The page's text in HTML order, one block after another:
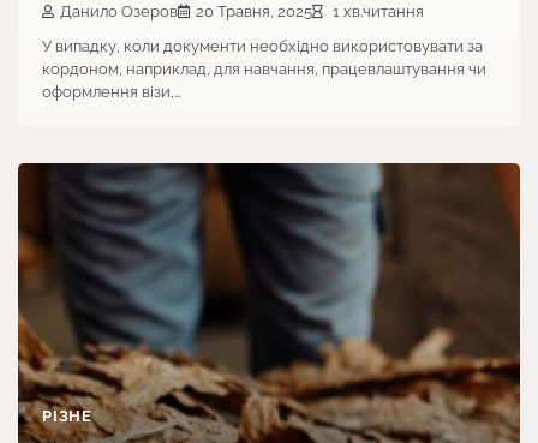
Данило Озеров 20 Травня, 2025
1 хв.читання
У випадку, коли документи необхідно використовувати за
кордоном, наприклад, для навчання, працевлаштування чи
оформлення візи,…
РІЗНЕ